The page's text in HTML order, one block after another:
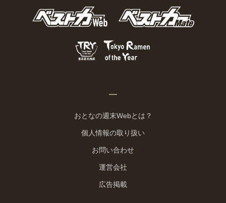
おとなの週末Webとは？
個人情報の取り扱い
お問い合わせ
運営会社
広告掲載